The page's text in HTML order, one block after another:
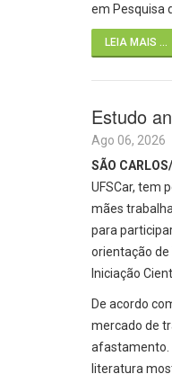
em Pesquisa
LEIA MAIS ...
Estudo
Ago 06, 2026
SÃO
UFSCar, tem
mães
para
orientação de
Iniciação
De acordo
mercado de
afastamento.
literatura